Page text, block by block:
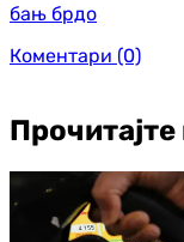
бањ брдо
Коментари (0)